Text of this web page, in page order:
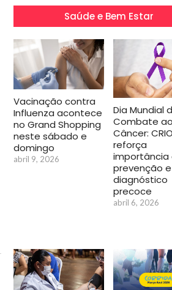
Saúde e Bem Estar
Vacinação contra
Influenza acontece
no Grand Shopping
neste sábado e
domingo
abril 9, 2026
Dia Mundial
Combate ao
Câncer: CRIO
reforça
importância
prevenção
diagnóstico
precoce
abril 6, 2026